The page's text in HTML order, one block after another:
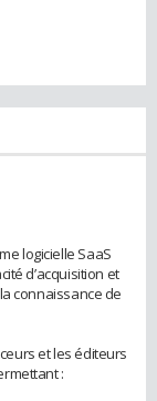
logicielle SaaS
d’acquisition et
connaissance de
et les éditeurs
: